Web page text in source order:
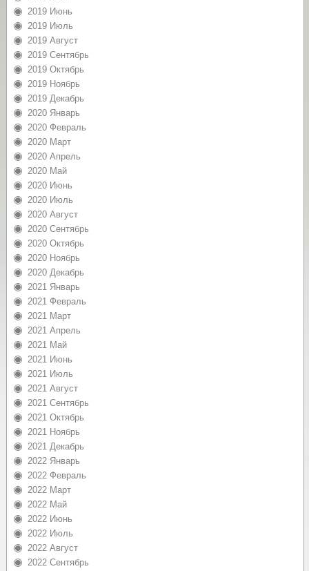
2019 Июнь
2019 Июль
2019 Август
2019 Сентябрь
2019 Октябрь
2019 Ноябрь
2019 Декабрь
2020 Январь
2020 Февраль
2020 Март
2020 Апрель
2020 Май
2020 Июнь
2020 Июль
2020 Август
2020 Сентябрь
2020 Октябрь
2020 Ноябрь
2020 Декабрь
2021 Январь
2021 Февраль
2021 Март
2021 Апрель
2021 Май
2021 Июнь
2021 Июль
2021 Август
2021 Сентябрь
2021 Октябрь
2021 Ноябрь
2021 Декабрь
2022 Январь
2022 Февраль
2022 Март
2022 Май
2022 Июнь
2022 Июль
2022 Август
2022 Сентябрь